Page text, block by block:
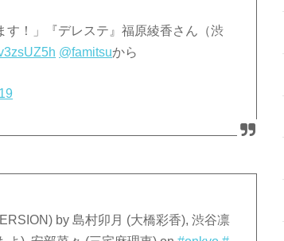
す！」『デレステ』福原綾香さん（渋
@famitsuから
by 島村卯月 (大橋彩香), 渋谷凛